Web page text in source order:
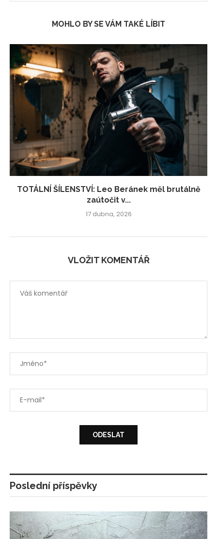
MOHLO BY SE VÁM TAKÉ LÍBIT
TOTÁLNÍ ŠÍLENSTVÍ: Leo Beránek měl brutálně
zaútočit v...
17 dubna, 2026
VLOŽIT KOMENTÁŘ
Poslední příspěvky